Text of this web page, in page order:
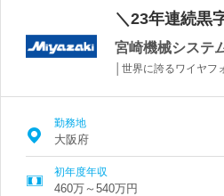
＼23年連続黒
宮崎機械システ
│世界に誇るワイヤ
勤務地
大阪府
初年度年収
460万～540万円